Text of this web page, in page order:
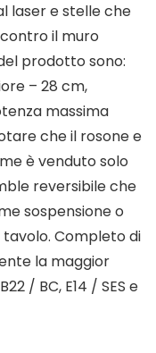
laser e stelle che
il muro
prodotto sono:
– 28 cm,
massima
che il rosone e
è venduto solo
reversibile che
sospensione o
Completo di
la maggior
/ BC, E14 / SES e